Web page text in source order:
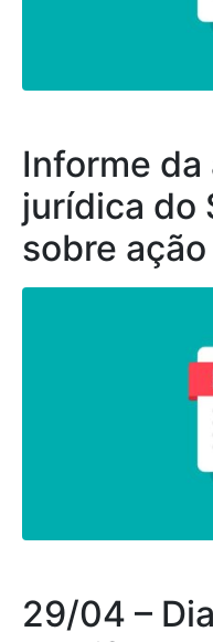
Informe da
jurídica do
sobre
29/04 –